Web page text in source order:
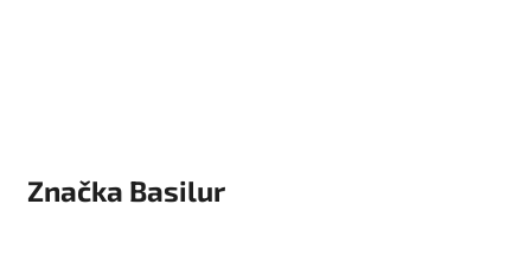
Značka Basilur